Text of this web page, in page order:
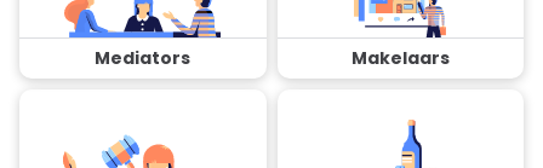
Mediators Makelaars